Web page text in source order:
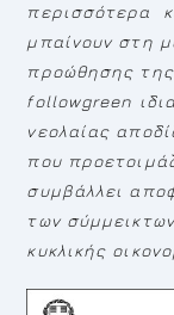
περισσότερα
μπαίνουν στη
προώθησης
followgreen
νεολαίας
που
συμβάλλει
των
κυκλικής